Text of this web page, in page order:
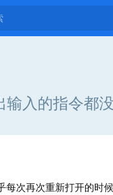
输入的指令都
每次再次重新打开的时